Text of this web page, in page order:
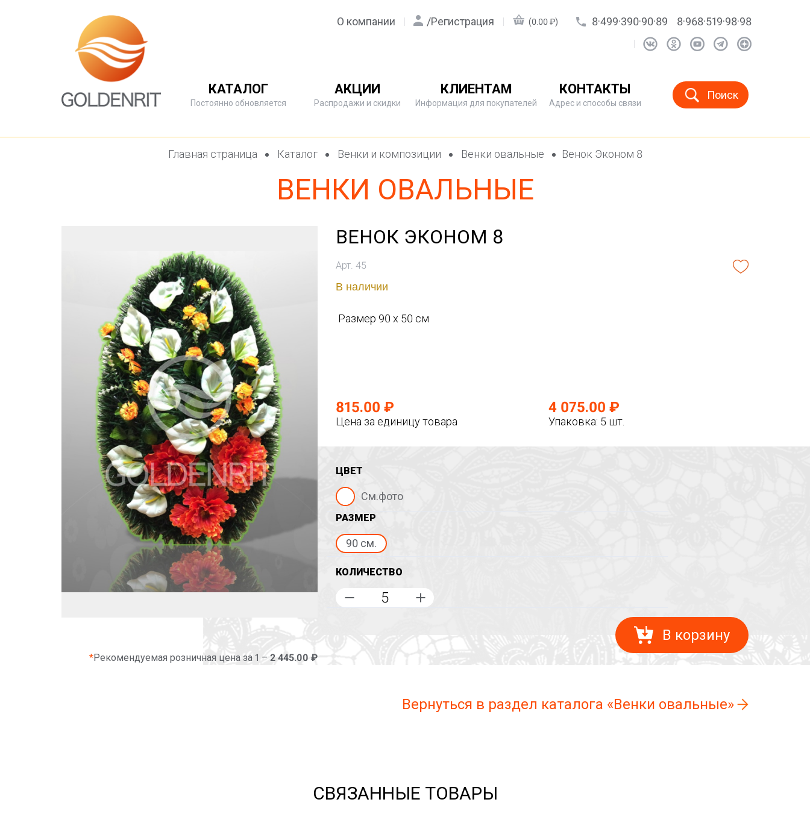
О компании /Регистрация (0.00 ₽) 8·499·390·90·89 8·968·519·98·98
КАТАЛОГ
Постоянно обновляется
АКЦИИ
Распродажи и скидки
КЛИЕНТАМ
Информация для покупателей
КОНТАКТЫ
Адрес и способы связи
Поиск
Главная страница Каталог Венки и композиции Венки овальные Венок Эконом 8
ВЕНКИ ОВАЛЬНЫЕ
*Рекомендуемая розничная цена за 1 – 2 445.00 ₽
ВЕНОК ЭКОНОМ 8
Арт. 45
В наличии
Размер 90 х 50 см
815.00 ₽
Цена за единицу товара
4 075.00 ₽
Упаковка: 5 шт.
ЦВЕТ
См.фото
РАЗМЕР
90 см.
КОЛИЧЕСТВО
В корзину
Вернуться в раздел каталога «Венки овальные»
СВЯЗАННЫЕ ТОВАРЫ